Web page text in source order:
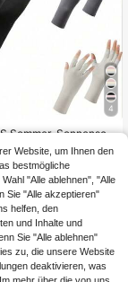
4
Sommer-Sonnensch
ultraleicht & atmun
fingerloses Touchs
mit UV-Schutz
Website, um Ihnen den
bestmögliche
"Alle ablehnen", "Alle
Sie "Alle akzeptieren"
helfen, den
und Inhalte und
Sie "Alle ablehnen"
zu, die unsere Website
deaktivieren, was